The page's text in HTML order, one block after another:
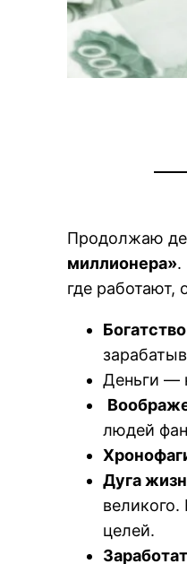
Продолжаю
миллионера»
где
Деньги —
людей
Дуга
целей.